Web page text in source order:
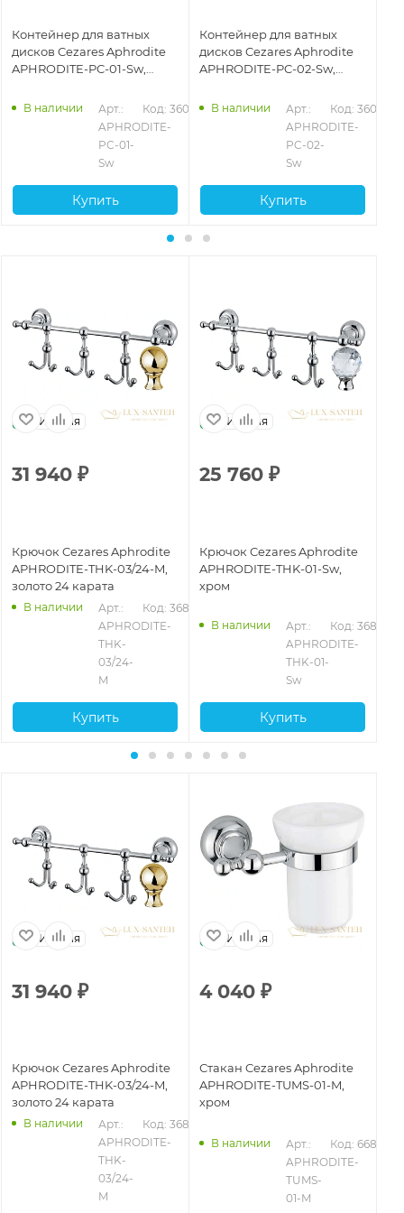
Контейнер для ватных
дисков Cezares Aphrodite
APHRODITE-PC-01-Sw,
В наличии
Арт.:
APHRODITE-
PC-01-
Sw
Код: 36026
Купить
Контейнер для ватных
дисков Cezares Aphrodite
APHRODITE-PC-02-Sw,
В наличии
Арт.:
APHRODITE-
PC-02-
Sw
Код: 36028
Купить
Италия
31 940 ₽
Крючок Cezares Aphrodite
APHRODITE-THK-03/24-M,
золото 24 карата
В наличии
Арт.:
APHRODITE-
THK-
03/24-
M
Код: 36899
Купить
Италия
25 760 ₽
Крючок Cezares Aphrodite
APHRODITE-THK-01-Sw,
хром
В наличии
Арт.:
APHRODITE-
THK-01-
Sw
Код: 36896
Купить
Италия
31 940 ₽
Крючок Cezares Aphrodite
APHRODITE-THK-03/24-M,
золото 24 карата
В наличии
Арт.:
APHRODITE-
THK-
03/24-
M
Код: 36899
Италия
4 040 ₽
Стакан Cezares Aphrodite
APHRODITE-TUMS-01-M,
хром
В наличии
Арт.:
APHRODITE-
TUMS-
01-M
Код: 66846